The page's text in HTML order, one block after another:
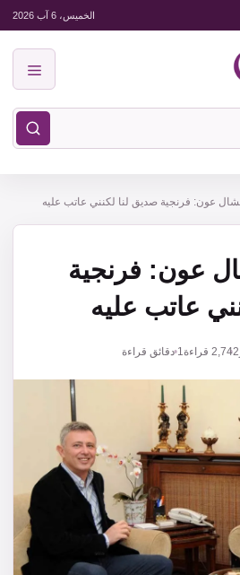
الخميس، 6 آب 2026
عون: فرنجية صديق لنا لكنني عاتب عليه
عون: فرنجية
عاتب عليه
2,742 قراءة1 دقائق قراءة